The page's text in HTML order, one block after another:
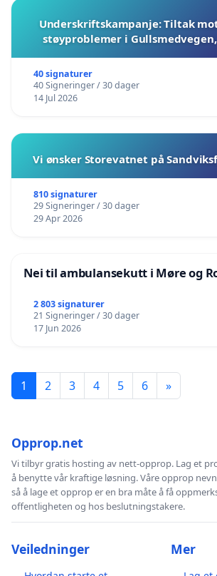
Underskriftskampanje: Tiltak
støyproblemer i
40 signaturer
40 Signeringer / 30 dager
14 Jul 2026
Vi ønsker Storevatnet på
810 signaturer
29 Signeringer / 30 dager
29 Apr 2026
Nei til ambulansekutt i Møre og
2 803 signaturer
21 Signeringer / 30 dager
17 Jun 2026
1 2 3 4 5 6 »
Opprop.net
Vi tilbyr gratis hosting av nett-opprop. Lag et
å benytte vår kraftige løsning. Våre opprop
så å lage et opprop er en bra måte å få
offentligheten og hos beslutningstakere.
Veiledninger Mer